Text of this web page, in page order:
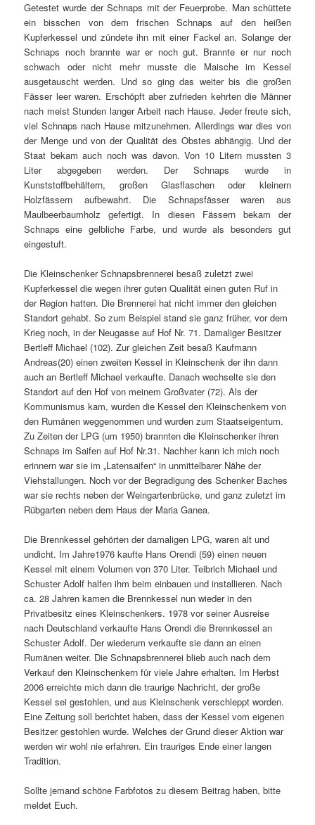
Getestet wurde der Schnaps mit der Feuerprobe. Man schüttete
ein bisschen von dem frischen Schnaps auf den heißen
Kupferkessel und zündete ihn mit einer Fackel an. Solange der
Schnaps noch brannte war er noch gut. Brannte er nur noch
schwach oder nicht mehr musste die Maische im Kessel
ausgetauscht werden. Und so ging das weiter bis die großen
Fässer leer waren. Erschöpft aber zufrieden kehrten die Männer
nach meist Stunden langer Arbeit nach Hause. Jeder freute sich,
viel Schnaps nach Hause mitzunehmen. Allerdings war dies von
der Menge und von der Qualität des Obstes abhängig. Und der
Staat bekam auch noch was davon. Von 10 Litern mussten 3
Liter abgegeben werden. Der Schnaps wurde in
Kunststoffbehältern, großen Glasflaschen oder kleinern
Holzfässern aufbewahrt. Die Schnapsfässer waren aus
Maulbeerbaumholz gefertigt. In diesen Fässern bekam der
Schnaps eine gelbliche Farbe, und wurde als besonders gut
eingestuft.
Die Kleinschenker Schnapsbrennerei besaß zuletzt zwei
Kupferkessel die wegen ihrer guten Qualität einen guten Ruf in
der Region hatten. Die Brennerei hat nicht immer den gleichen
Standort gehabt. So zum Beispiel stand sie ganz früher, vor dem
Krieg noch, in der Neugasse auf Hof Nr. 71. Damaliger Besitzer
Bertleff Michael (102). Zur gleichen Zeit besaß Kaufmann
Andreas(20) einen zweiten Kessel in Kleinschenk der ihn dann
auch an Bertleff Michael verkaufte. Danach wechselte sie den
Standort auf den Hof von meinem Großvater (72). Als der
Kommunismus kam, wurden die Kessel den Kleinschenkern von
den Rumänen weggenommen und wurden zum Staatseigentum.
Zu Zeiten der LPG (um 1950) brannten die Kleinschenker ihren
Schnaps im Saifen auf Hof Nr.31. Nachher kann ich mich noch
erinnern war sie im „Latensaifen“ in unmittelbarer Nähe der
Viehstallungen. Noch vor der Begradigung des Schenker Baches
war sie rechts neben der Weingartenbrücke, und ganz zuletzt im
Rübgarten neben dem Haus der Maria Ganea.
Die Brennkessel gehörten der damaligen LPG, waren alt und
undicht. Im Jahre1976 kaufte Hans Orendi (59) einen neuen
Kessel mit einem Volumen von 370 Liter. Teibrich Michael und
Schuster Adolf halfen ihm beim einbauen und installieren. Nach
ca. 28 Jahren kamen die Brennkessel nun wieder in den
Privatbesitz eines Kleinschenkers. 1978 vor seiner Ausreise
nach Deutschland verkaufte Hans Orendi die Brennkessel an
Schuster Adolf. Der wiederum verkaufte sie dann an einen
Rumänen weiter. Die Schnapsbrennerei blieb auch nach dem
Verkauf den Kleinschenkern für viele Jahre erhalten. Im Herbst
2006 erreichte mich dann die traurige Nachricht, der große
Kessel sei gestohlen, und aus Kleinschenk verschleppt worden.
Eine Zeitung soll berichtet haben, dass der Kessel vom eigenen
Besitzer gestohlen wurde. Welches der Grund dieser Aktion war
werden wir wohl nie erfahren. Ein trauriges Ende einer langen
Tradition.
Sollte jemand schöne Farbfotos zu diesem Beitrag haben, bitte
meldet Euch.